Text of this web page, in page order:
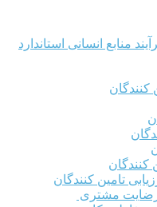
منابع انسانی استاندارد
کنندگان
کنندگان
تامین کنندگان
مشتری